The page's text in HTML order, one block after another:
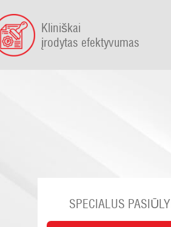
Kliniškai
įrodytas efektyvumas
SPECIALUS